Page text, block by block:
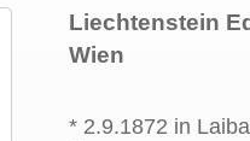
Liechtenstein
Wien
* 2.9.1872 in